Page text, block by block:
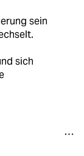
sein
sich